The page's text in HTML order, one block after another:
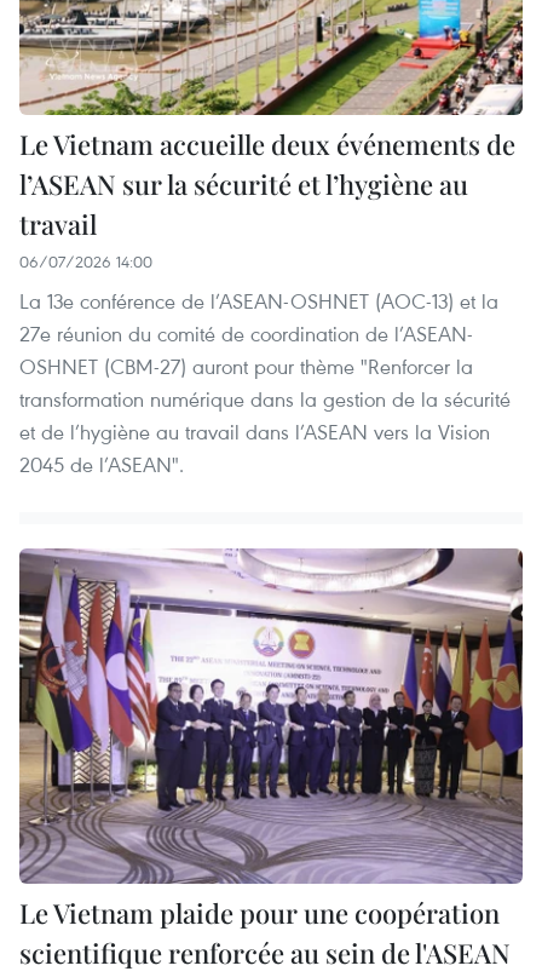
Le Vietnam accueille deux événements de
l’ASEAN sur la sécurité et l’hygiène au
travail
06/07/2026 14:00
La 13e conférence de l’ASEAN-OSHNET (AOC-13) et la
27e réunion du comité de coordination de l’ASEAN-
OSHNET (CBM-27) auront pour thème "Renforcer la
transformation numérique dans la gestion de la sécurité
et de l’hygiène au travail dans l’ASEAN vers la Vision
2045 de l’ASEAN".
Le Vietnam plaide pour une coopération
scientifique renforcée au sein de l'ASEAN